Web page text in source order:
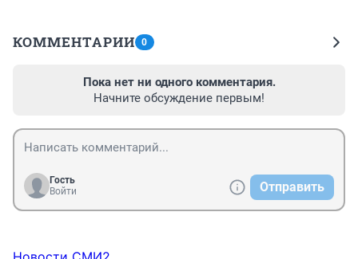
КОММЕНТАРИИ 0
Пока нет ни одного комментария.
Начните обсуждение первым!
Гость
Войти
Отправить